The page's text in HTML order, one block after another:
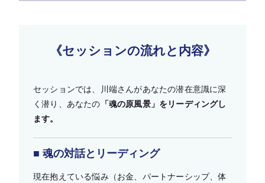
《セッションの流れと内容》
セッションでは、川端さんがあなたの潜在意識に深
く潜り、あなたの 「魂の原風景」をリーディングし
ます。
■ 魂の対話とリーディング
現在抱えている悩み（お金、パートナーシップ、体